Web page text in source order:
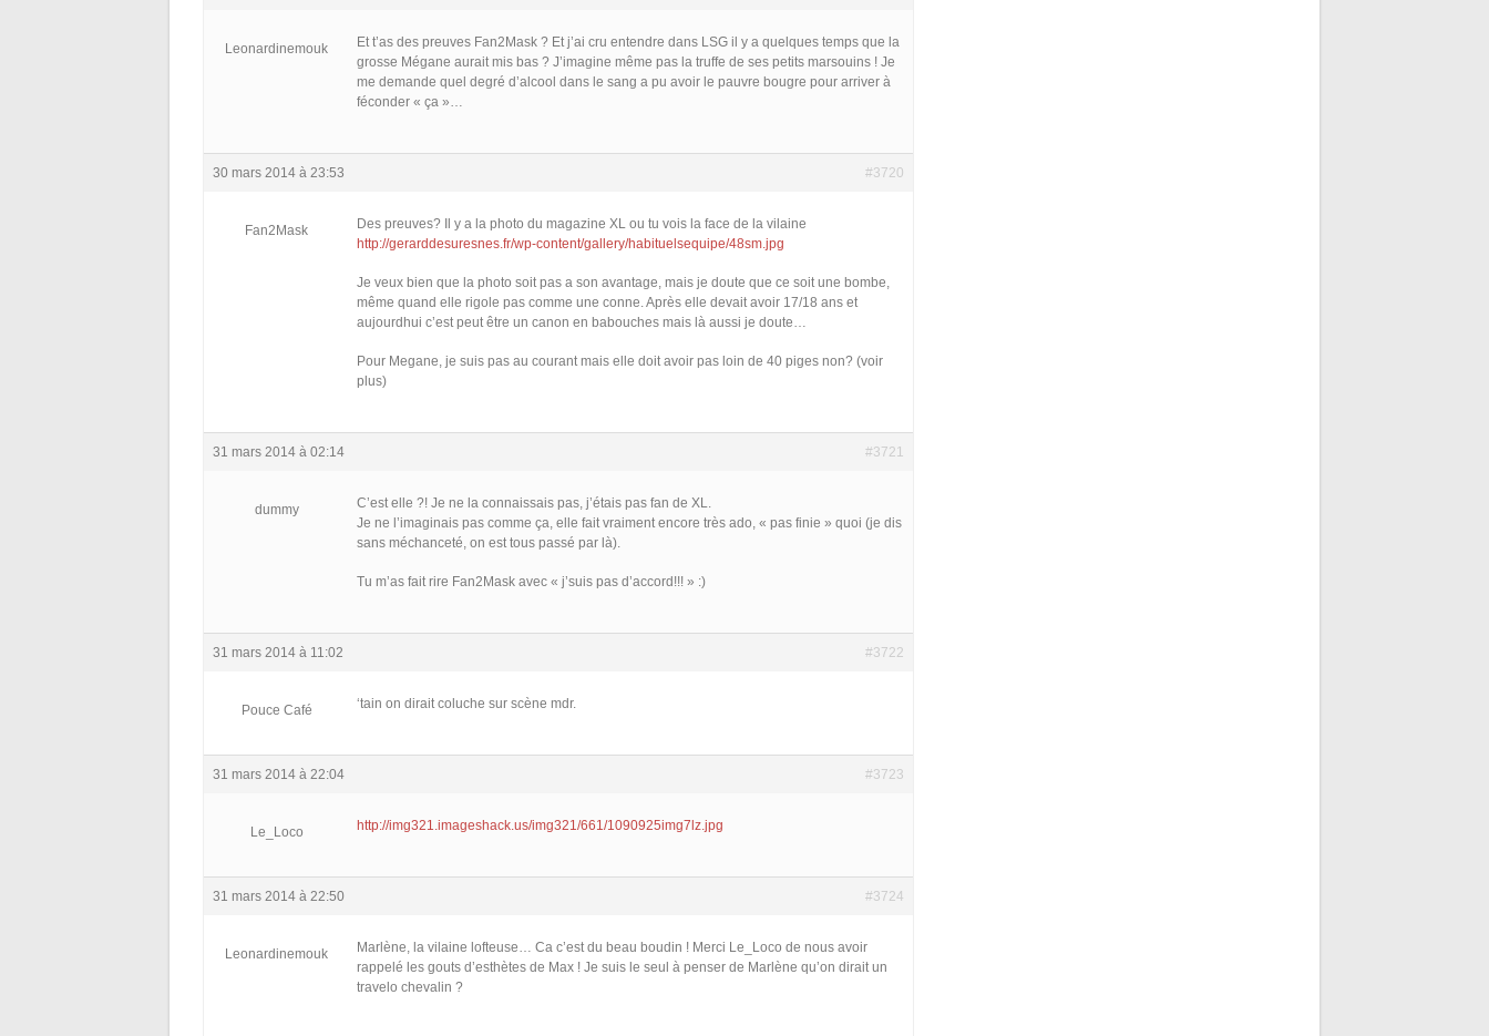
Leonardinemouk
Et t’as des preuves Fan2Mask ? Et j’ai cru entendre dans LSG il y a quelques temps que la
grosse Mégane aurait mis bas ? J’imagine même pas la truffe de ses petits marsouins ! Je
me demande quel degré d’alcool dans le sang a pu avoir le pauvre bougre pour arriver à
féconder « ça »…
30 mars 2014 à 23:53 #3720
Fan2Mask
Des preuves? Il y a la photo du magazine XL ou tu vois la face de la vilaine
http://gerarddesuresnes.fr/wp-content/gallery/habituelsequipe/48sm.jpg
Je veux bien que la photo soit pas a son avantage, mais je doute que ce soit une bombe,
même quand elle rigole pas comme une conne. Après elle devait avoir 17/18 ans et
aujourdhui c’est peut être un canon en babouches mais là aussi je doute…
Pour Megane, je suis pas au courant mais elle doit avoir pas loin de 40 piges non? (voir
plus)
31 mars 2014 à 02:14 #3721
dummy
C’est elle ?! Je ne la connaissais pas, j’étais pas fan de XL.
Je ne l’imaginais pas comme ça, elle fait vraiment encore très ado, « pas finie » quoi (je dis
sans méchanceté, on est tous passé par là).
Tu m’as fait rire Fan2Mask avec « j’suis pas d’accord!!! » :)
31 mars 2014 à 11:02 #3722
Pouce Café ‘tain on dirait coluche sur scène mdr.
31 mars 2014 à 22:04 #3723
Le_Loco http://img321.imageshack.us/img321/661/1090925img7lz.jpg
31 mars 2014 à 22:50 #3724
Leonardinemouk
Marlène, la vilaine lofteuse… Ca c’est du beau boudin ! Merci Le_Loco de nous avoir
rappelé les gouts d’esthètes de Max ! Je suis le seul à penser de Marlène qu’on dirait un
travelo chevalin ?